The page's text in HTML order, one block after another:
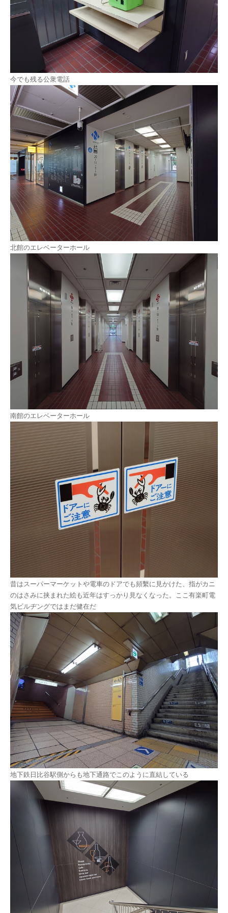
今でも残る公衆電話
北館のエレベーターホール
南館のエレベーターホール
昔はスーパーマーケットや電車のドアでも頻繫に見かけた、指がカニ
のはさみに挟まれた絵も近年はすっかり見なくなった。ここ有楽町電
気ビルヂングではまだ健在だ
地下鉄日比谷駅側からも地下通路でこのように直結している